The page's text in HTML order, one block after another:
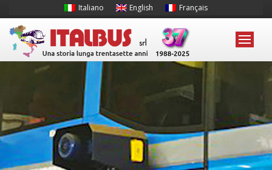
Italiano English Français